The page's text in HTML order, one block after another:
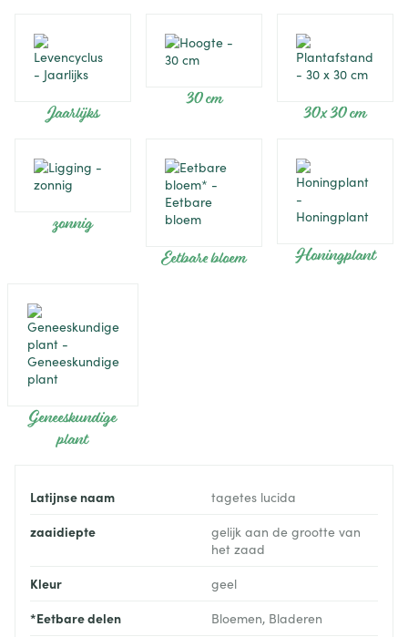
Jaarlijks
30 cm
30 x 30 cm
zonnig
Eetbare bloem
Honingplant
Geneeskundige
plant
Latijnse naam tagetes lucida
zaaidiepte
gelijk aan de grootte van
het zaad
Kleur geel
*Eetbare delen Bloemen, Bladeren